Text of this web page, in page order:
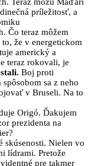
Teraz môžu Maďari
príležitosť, a
Čo teraz môžem
že v energetickom
americký a
teraz rokovali, je
Boj proti
sa z neho
v Bruseli. Na to
Origó. Ďakujem
prezidenta na
skúsenosti. Nielen vo
lídrami. Pretože
pre takmer